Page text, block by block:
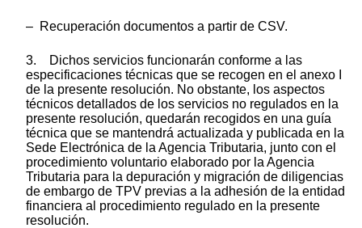
– Recuperación documentos a partir de CSV.
3. Dichos servicios funcionarán conforme a las
especificaciones técnicas que se recogen en el anexo I
de la presente resolución. No obstante, los aspectos
técnicos detallados de los servicios no regulados en la
presente resolución, quedarán recogidos en una guía
técnica que se mantendrá actualizada y publicada en la
Sede Electrónica de la Agencia Tributaria, junto con el
procedimiento voluntario elaborado por la Agencia
Tributaria para la depuración y migración de diligencias
de embargo de TPV previas a la adhesión de la entidad
financiera al procedimiento regulado en la presente
resolución.